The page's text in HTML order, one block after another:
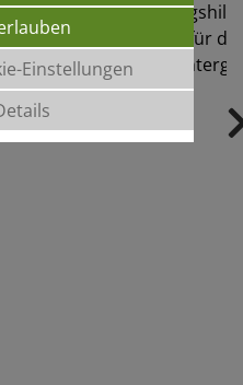
Einstellungen